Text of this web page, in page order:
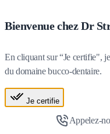
Bienvenue chez Dr
En cliquant sur “Je certifie",
du domaine bucco-dentaire.
Je certifie
Appelez-